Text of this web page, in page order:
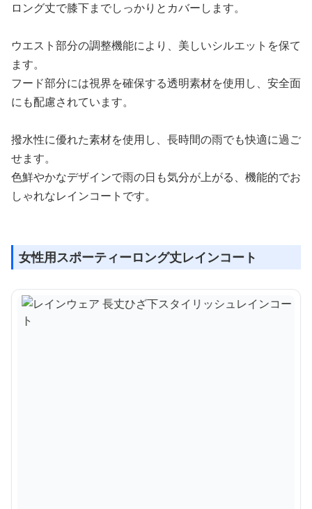
ロング丈で膝下までしっかりとカバーします。
ウエスト部分の調整機能により、美しいシルエットを保て
ます。
フード部分には視界を確保する透明素材を使用し、安全面
にも配慮されています。
撥水性に優れた素材を使用し、長時間の雨でも快適に過ご
せます。
色鮮やかなデザインで雨の日も気分が上がる、機能的でお
しゃれなレインコートです。
女性用スポーティーロング丈レインコート